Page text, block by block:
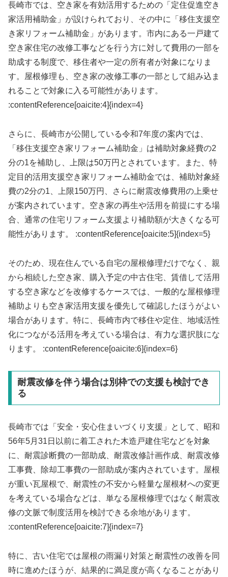
長崎市では、空き家を有効活用するための「定住促進空き
家活用補助金」が設けられており、その中に「移住支援空
き家リフォーム補助金」があります。市内にある一戸建て
空き家住宅の改修工事などを行う方に対して費用の一部を
助成する制度で、移住者や一定の所有者が対象になりま
す。屋根修理も、空き家の改修工事の一部として組み込ま
れることで対象に入る可能性があります。
:contentReference[oaicite:4]{index=4}
さらに、長崎市が公開している令和7年度の案内では、
「移住支援空き家リフォーム補助金」は補助対象経費の2
分の1を補助し、上限は50万円とされています。また、特
定目的活用支援空き家リフォーム補助金では、補助対象経
費の2分の1、上限150万円、さらに耐震改修費用の上乗せ
が案内されています。空き家の再生や活用を前提にする場
合、通常の住宅リフォーム支援より補助額が大きくなる可
能性があります。 :contentReference[oaicite:5]{index=5}
そのため、現在住んでいる自宅の屋根修理だけでなく、親
から相続した空き家、購入予定の中古住宅、賃借して活用
する空き家などを改修するケースでは、一般的な屋根修理
補助よりも空き家活用支援を優先して確認したほうがよい
場合があります。特に、長崎市内で移住や定住、地域活性
化につながる活用を考えている場合は、有力な選択肢にな
ります。 :contentReference[oaicite:6]{index=6}
耐震改修を伴う場合は別枠での支援も検討でき
る
長崎市では「安全・安心住まいづくり支援」として、昭和
56年5月31日以前に着工された木造戸建住宅などを対象
に、耐震診断費の一部助成、耐震改修計画作成、耐震改修
工事費、除却工事費の一部助成が案内されています。屋根
が重い瓦屋根で、耐震性の不安から軽量な屋根材への変更
を考えている場合などは、単なる屋根修理ではなく耐震改
修の文脈で制度活用を検討できる余地があります。
:contentReference[oaicite:7]{index=7}
特に、古い住宅では屋根の雨漏り対策と耐震性の改善を同
時に進めたほうが、結果的に満足度が高くなることがあり